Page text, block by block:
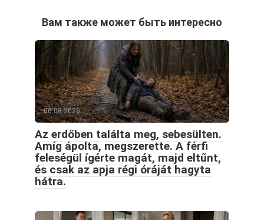
Вам также может быть интересно
06.08.2026
Az erdőben találta meg, sebesülten.
Amíg ápolta, megszerette. A férfi
feleségül ígérte magát, majd eltűnt,
és csak az apja régi óráját hagyta
hátra.